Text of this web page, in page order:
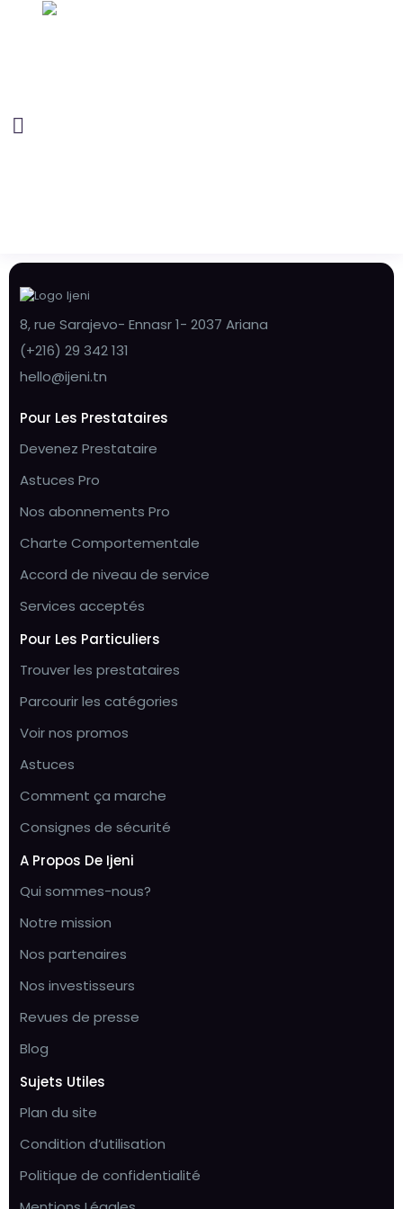
8, rue Sarajevo- Ennasr 1- 2037 Ariana
(+216) 29 342 131
hello@ijeni.tn
Pour Les Prestataires
Devenez Prestataire
Astuces Pro
Nos abonnements Pro
Charte Comportementale
Accord de niveau de service
Services acceptés
Pour Les Particuliers
Trouver les prestataires
Parcourir les catégories
Voir nos promos
Astuces
Comment ça marche
Consignes de sécurité
A Propos De Ijeni
Qui sommes-nous?
Notre mission
Nos partenaires
Nos investisseurs
Revues de presse
Blog
Sujets Utiles
Plan du site
Condition d’utilisation
Politique de confidentialité